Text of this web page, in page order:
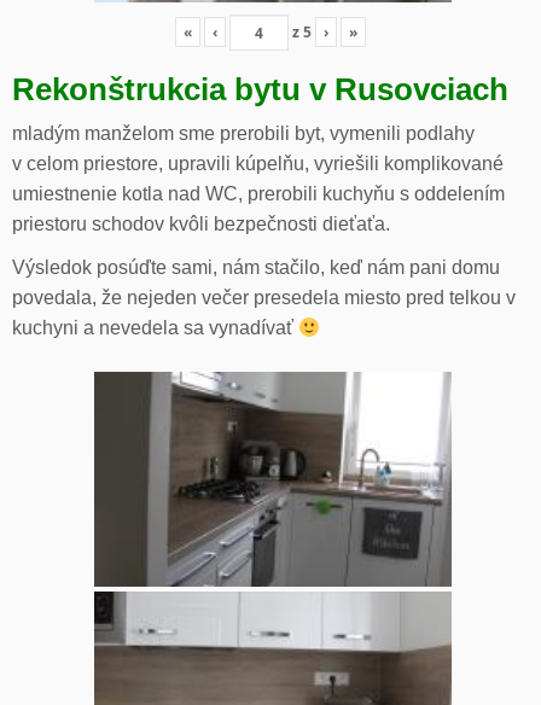
« ‹ z5 › »
Rekonštrukcia bytu v Rusovciach
mladým manželom sme prerobili byt, vymenili podlahy
v celom priestore, upravili kúpelňu, vyriešili komplikované
umiestnenie kotla nad WC, prerobili kuchyňu s oddelením
priestoru schodov kvôli bezpečnosti dieťaťa.
Výsledok posúďte sami, nám stačilo, keď nám pani domu
povedala, že nejeden večer presedela miesto pred telkou v
kuchyni a nevedela sa vynadívať